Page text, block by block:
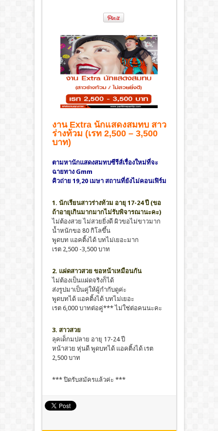
งาน Extra นักแสดงสมทบ สาว
ร่างท้วม (เรท 2,500 – 3,500
บาท)
ตามหานักแสดงสมทบซีรีส์เรื่องใหม่ที่จะ
ฉายทาง Gmm
คิวถ่าย 19,20 เมษา สถานที่ยังไม่คอนเฟิร์ม
1. นักเรียนสาวร่างท้วม อายุ 17-24 ปี (ขอ
ถ้าอายุเกินมากมากไม่รับพิจารณานะคะ)
ไม่ต้องสวย ไม่สวยยิ่งดี ผิวขอไม่ขาวมาก
น้ำหนักขอ 80 กิโลขึ้น
พูดบท แอคติ้งได้ บทไม่เยอะมาก
เรต 2,500 -3,500 บาท
2. แฝดสาวสวย ขอหน้าเหมือนกัน
ไม่ต้องเป็นแฝดจริงก็ได้
ส่งรูปมาเป็นคู่ให้ผู้กำกับดูค่ะ
พูดบทได้ แอคติ้งได้ บทไม่เยอะ
เรต 6,000 บาทต่อคู่*** ไม่ใช่ต่อคนนะคะ
3. สาวสวย
ลุคเด็กมปลาย อายุ 17-24 ปี
หน้าสวย หุ่นดี พูดบทได้ แอคติ้งได้ เรต
2,500 บาท
*** ปิดรับสมัครแล้วค่ะ ***